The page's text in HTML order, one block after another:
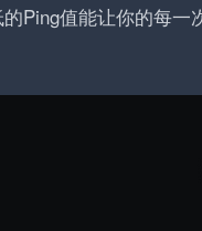
Ping值能让你的每